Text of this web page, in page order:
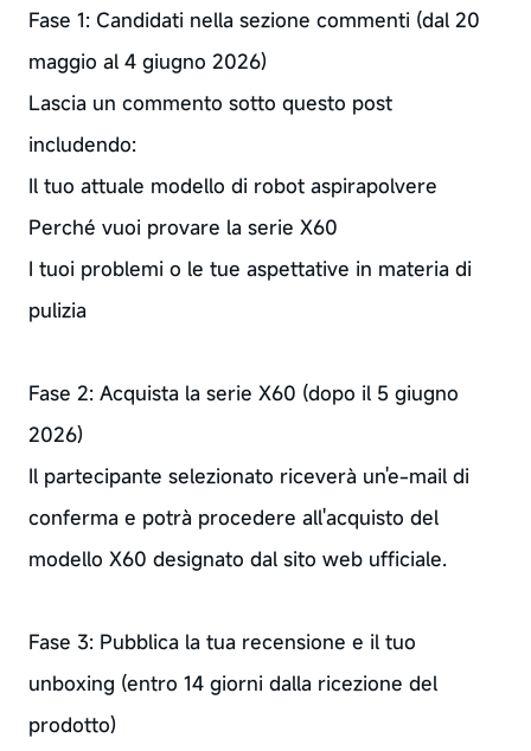
Fase 1: Candidati nella sezione commenti (dal 20
maggio al 4 giugno 2026)
Lascia un commento sotto questo post
includendo:
Il tuo attuale modello di robot aspirapolvere
Perché vuoi provare la serie X60
I tuoi problemi o le tue aspettative in materia di
pulizia
Fase 2: Acquista la serie X60 (dopo il 5 giugno
2026)
Il partecipante selezionato riceverà un'e-mail di
conferma e potrà procedere all'acquisto del
modello X60 designato dal sito web ufficiale.
Fase 3: Pubblica la tua recensione e il tuo
unboxing (entro 14 giorni dalla ricezione del
prodotto)